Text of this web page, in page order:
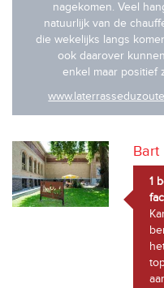
nagekomen. Veel
natuurlijk van de
die wekelijks langs
ook daarover
enkel maar positief
Bart
1